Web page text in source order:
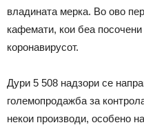
владината мерка. Во ово
кафемати, кои беа
коронавирусот.
Дури 5 508 надзори се
големопродажба за
некои производи, особено